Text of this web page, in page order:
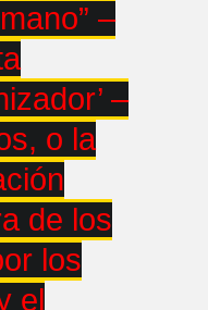
–
–
o la
de los
los
el